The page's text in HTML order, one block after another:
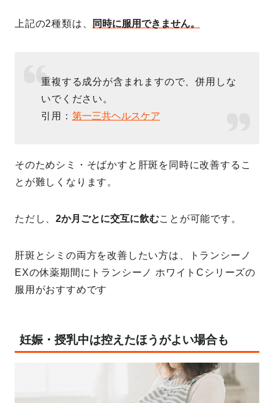
上記の2種類は、 同時に服用できません。
重複する成分が含まれますので、併用しな
いでください。
引用： 第一三共ヘルスケア
そのためシミ・そばかすと肝斑を同時に改善するこ
とが難しくなります。
ただし、2か月ごとに交互に飲むことが可能です。
肝斑とシミの両方を改善したい方は、トランシーノ
EXの休薬期間にトランシーノ ホワイトCシリーズの
服用がおすすめです
妊娠・授乳中は控えたほうがよい場合も